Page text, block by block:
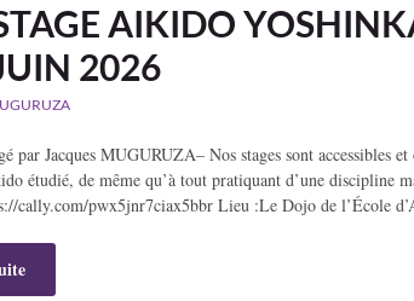
AIKIDO
2026
par Jacques MUGURUZA– Nos stages sont accessibles
étudié, de même qu’à tout pratiquant d’une discipline
cally.com/pwx5jnr7ciax5bbr Lieu :Le Dojo de l’École